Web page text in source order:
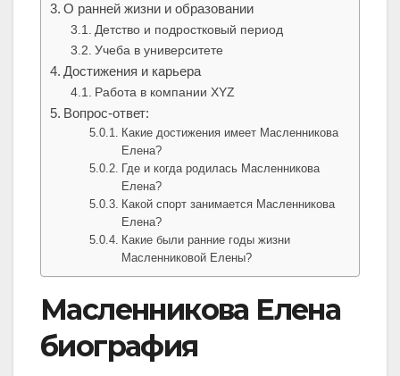
О ранней жизни и образовании
Детство и подростковый период
Учеба в университете
Достижения и карьера
Работа в компании XYZ
Вопрос-ответ:
Какие достижения имеет Масленникова
Елена?
Где и когда родилась Масленникова
Елена?
Какой спорт занимается Масленникова
Елена?
Какие были ранние годы жизни
Масленниковой Елены?
Масленникова Елена
биография